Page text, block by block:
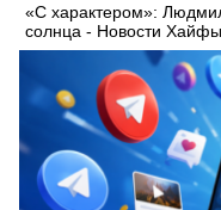
«С характером»:
солнца - Новости Хайфы